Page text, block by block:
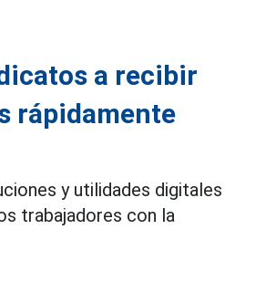
a recibir
rápidamente
y utilidades digitales
trabajadores con la